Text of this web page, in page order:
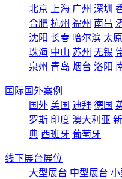
北京 上海 广州 深圳
合肥 杭州 福州 南昌
沈阳 长春 哈尔滨 太原
珠海 中山 苏州 无锡
泉州 青岛 烟台 洛阳
国际国外案例
国外 美国 迪拜 德国
罗斯 印度 澳大利亚
典 西班牙 葡萄牙
线下展台展位
大型展台 中型展台 小